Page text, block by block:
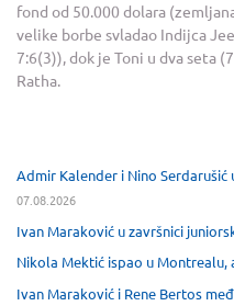
fond od 50.000 dolara
velike borbe svladao Indijca
7:6(3)), dok je Toni u dva seta
Ratha.
Admir Kalender i Nino Serdarušić
07.08.2026
Ivan Maraković u završnici
Nikola Mektić ispao u Montrealu,
Ivan Maraković i Rene Bertos